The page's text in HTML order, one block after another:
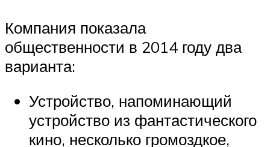
Компания показала
общественности в 2014 году два
варианта:
Устройство, напоминающий
устройство из фантастического
кино, несколько громоздкое,